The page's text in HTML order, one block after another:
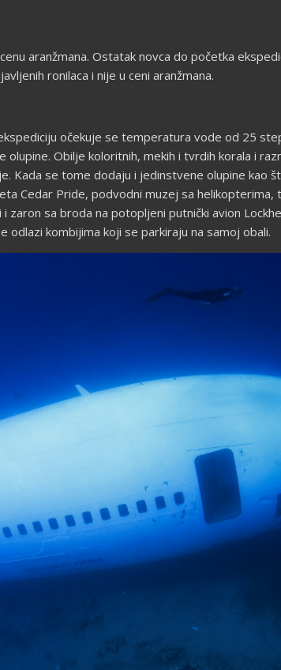
aranžmana. Ostatak novca do početka
ronilaca i nije u ceni aranžmana.
očekuje se temperatura vode od 25
Obilje koloritnih, mekih i tvrdih korala i
Kada se tome dodaju i jedinstvene olupine kao
Cedar Pride, podvodni muzej sa helikopterima,
sa broda na potopljeni putnički avion
kombijima koji se parkiraju na samoj obali.